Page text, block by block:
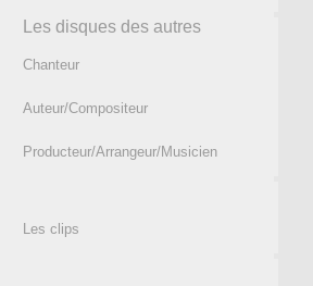
Les disques des autres
Chanteur
Auteur/Compositeur
Producteur/Arrangeur/Musicien
Les clips